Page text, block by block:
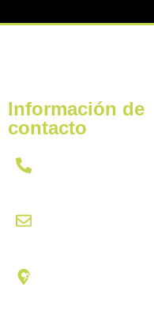
Av Miguel Hernández, 102,
Información de
contacto